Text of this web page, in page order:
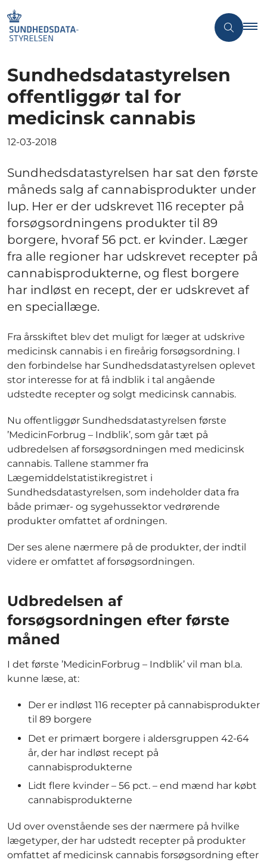
Sundhedsdatastyrelsen
offentliggør tal for
medicinsk cannabis
12-03-2018
Sundhedsdatastyrelsen har sat den første
måneds salg af cannabisprodukter under
lup. Her er der udskrevet 116 recepter på
forsøgsordningens produkter til 89
borgere, hvoraf 56 pct. er kvinder. Læger
fra alle regioner har udskrevet recepter på
cannabisprodukterne, og flest borgere
har indløst en recept, der er udskrevet af
en speciallæge.
Fra årsskiftet blev det muligt for læger at udskrive
medicinsk cannabis i en fireårig forsøgsordning. I
den forbindelse har Sundhedsdatastyrelsen oplevet
stor interesse for at få indblik i tal angående
udstedte recepter og solgt medicinsk cannabis.
Nu offentliggør Sundhedsdatastyrelsen første
’MedicinForbrug – Indblik’, som går tæt på
udbredelsen af forsøgsordningen med medicinsk
cannabis. Tallene stammer fra
Lægemiddelstatistikregistret i
Sundhedsdatastyrelsen, som indeholder data fra
både primær- og sygehussektor vedrørende
produkter omfattet af ordningen.
Der ses alene nærmere på de produkter, der indtil
videre er omfattet af forsøgsordningen.
Udbredelsen af
forsøgsordningen efter første
måned
I det første ’MedicinForbrug – Indblik’ vil man bl.a.
kunne læse, at:
Der er indløst 116 recepter på cannabisprodukter
til 89 borgere
Det er primært borgere i aldersgruppen 42-64
år, der har indløst recept på
cannabisprodukterne
Lidt flere kvinder – 56 pct. – end mænd har købt
cannabisprodukterne
Ud over ovenstående ses der nærmere på hvilke
lægetyper, der har udstedt recepter på produkter
omfattet af medicinsk cannabis forsøgsordning efter